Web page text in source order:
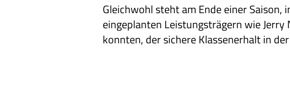
Gleichwohl steht am Ende einer
eingeplanten Leistungsträgern wie
konnten, der sichere Klassenerhalt in